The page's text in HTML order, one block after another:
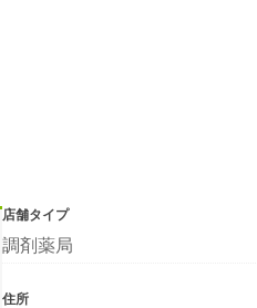
店舗タイプ
調剤薬局
住所